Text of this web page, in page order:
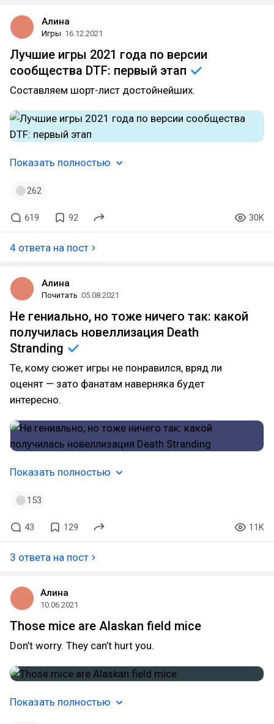
Алина
Игры 16.12.2021
Лучшие игры 2021 года по версии
сообщества DTF: первый этап
Составляем шорт-лист достойнейших.
Показать полностью
262
619 92 30K
4 ответа на пост
Алина
Почитать 05.08.2021
Не гениально, но тоже ничего так: какой
получилась новеллизация Death
Stranding
Те, кому сюжет игры не понравился, вряд ли
оценят — зато фанатам наверняка будет
интересно.
Показать полностью
153
43 129 11K
3 ответа на пост
Алина
10.06.2021
Those mice are Alaskan field mice
Don’t worry. They can’t hurt you.
Показать полностью